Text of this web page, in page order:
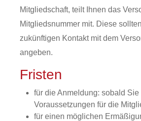
Mitgliedschaft, teilt Ihnen das
Mitgliedsnummer mit. Diese
zukünftigen Kontakt mit dem
angeben.
Fristen
für die Anmeldung: sobald Sie
Voraussetzungen für die
für einen möglichen